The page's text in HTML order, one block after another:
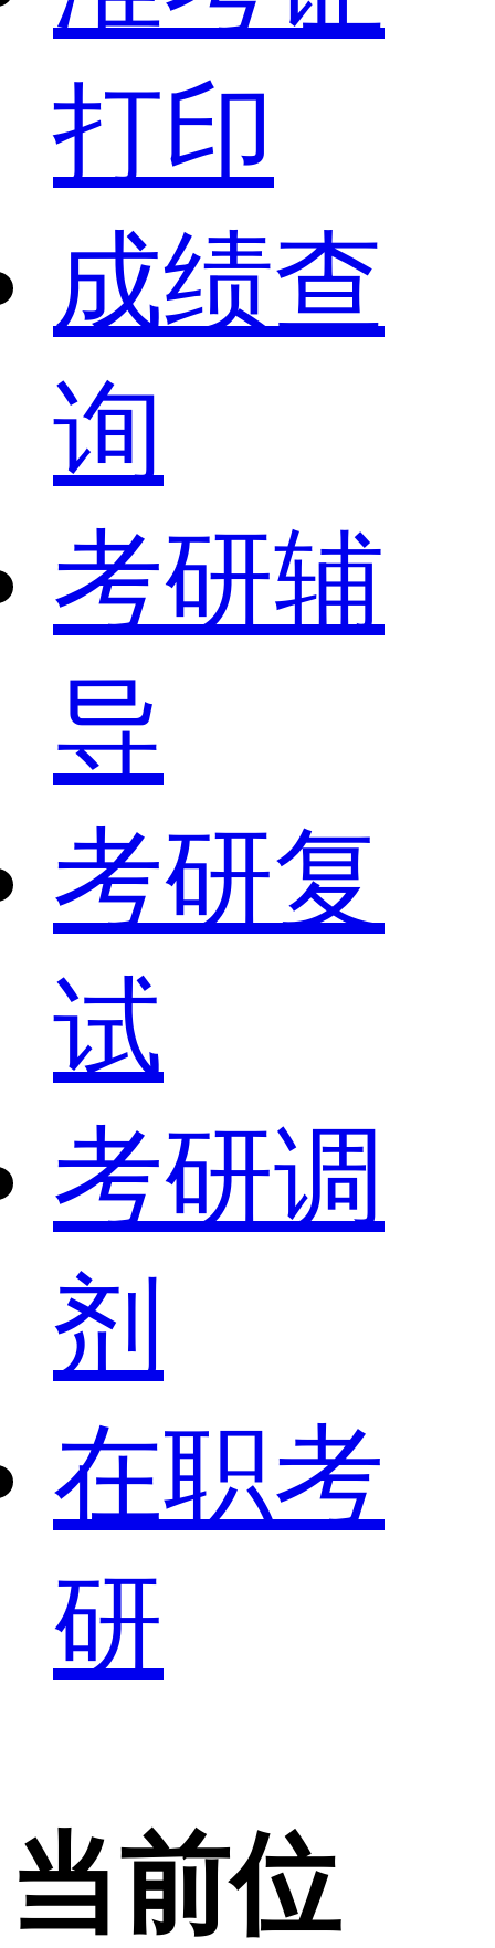
打印
成绩查
询
考研辅
导
考研复
试
考研调
剂
在职考
研
当前位